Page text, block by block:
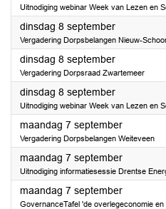
Uitnodiging webinar Week van Lezen en
dinsdag 8 september2026
Vergadering Dorpsbelangen Nieuw-
dinsdag 8 september2026
Vergadering Dorpsraad Zwartemeer
dinsdag 8 september2026
Uitnodiging webinar Week van Lezen en
maandag 7 september2026
Vergadering Dorpsbelangen Weiteveen
maandag 7 september2026
Uitnodiging informatiesessie Drentse
maandag 7 september2026
GovernanceTafel 'de overlegeconomie en